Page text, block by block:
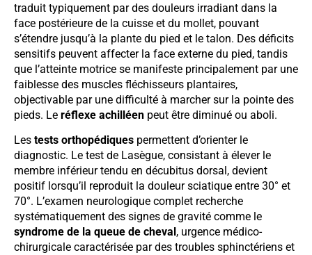
traduit typiquement par des douleurs irradiant dans la
face postérieure de la cuisse et du mollet, pouvant
s’étendre jusqu’à la plante du pied et le talon. Des déficits
sensitifs peuvent affecter la face externe du pied, tandis
que l’atteinte motrice se manifeste principalement par une
faiblesse des muscles fléchisseurs plantaires,
objectivable par une difficulté à marcher sur la pointe des
pieds. Le réflexe achilléen peut être diminué ou aboli.
Les tests orthopédiques permettent d’orienter le
diagnostic. Le test de Lasègue, consistant à élever le
membre inférieur tendu en décubitus dorsal, devient
positif lorsqu’il reproduit la douleur sciatique entre 30° et
70°. L’examen neurologique complet recherche
systématiquement des signes de gravité comme le
syndrome de la queue de cheval, urgence médico-
chirurgicale caractérisée par des troubles sphinctériens et